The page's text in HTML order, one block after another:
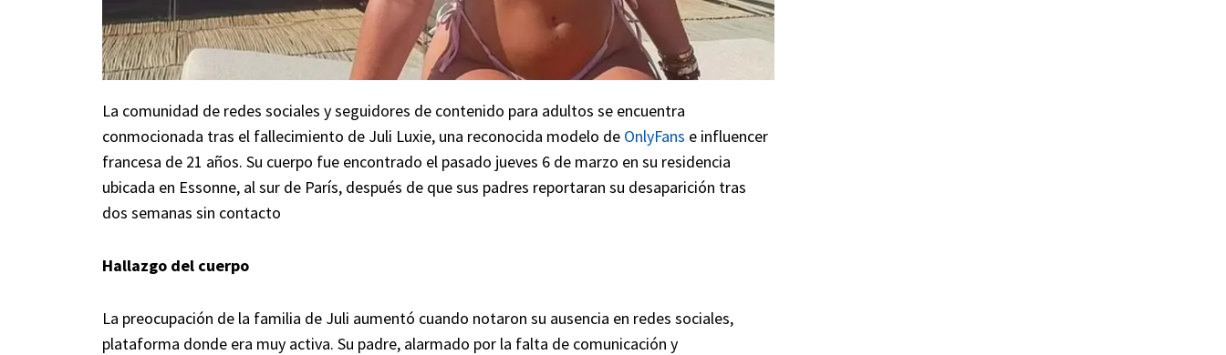
La comunidad de redes sociales y seguidores de contenido para adultos se encuentra
conmocionada tras el fallecimiento de Juli Luxie, una reconocida modelo de OnlyFans e influencer
francesa de 21 años. Su cuerpo fue encontrado el pasado jueves 6 de marzo en su residencia
ubicada en Essonne, al sur de París, después de que sus padres reportaran su desaparición tras
dos semanas sin contacto
Hallazgo del cuerpo
La preocupación de la familia de Juli aumentó cuando notaron su ausencia en redes sociales,
plataforma donde era muy activa. Su padre, alarmado por la falta de comunicación y